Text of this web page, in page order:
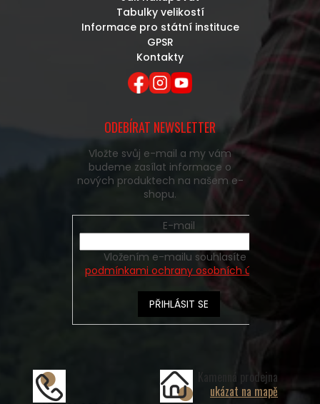
Tabulky velikostí
Informace pro státní instituce
GPSR
Kontakty
ODEBÍRAT NEWSLETTER
Vložte svůj e-mail a my vám
budeme zasílat informace o
nových produktech na našem e-
shopu.
E-mail
podmínkami ochrany osobních údajů
PŘIHLÁSIT SE
Kamenná prodejna
ukázat na mapě